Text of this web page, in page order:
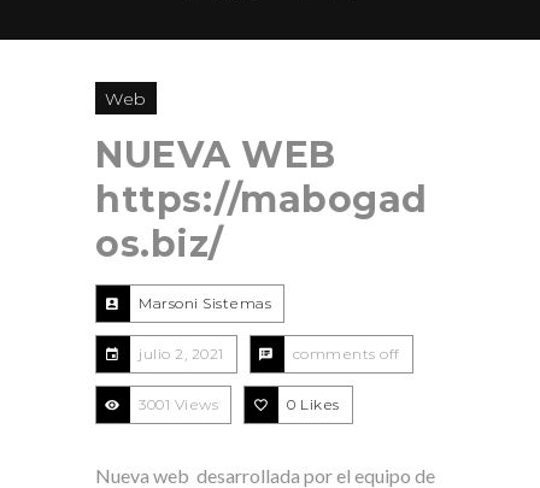
Web
NUEVA WEB
https://mabogad
os.biz/
Marsoni Sistemas
julio 2, 2021 comments off
3001 Views 0 Likes
Nueva web desarrollada por el equipo de